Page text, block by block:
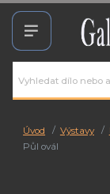
Úvod Výstavy
Půl ovál